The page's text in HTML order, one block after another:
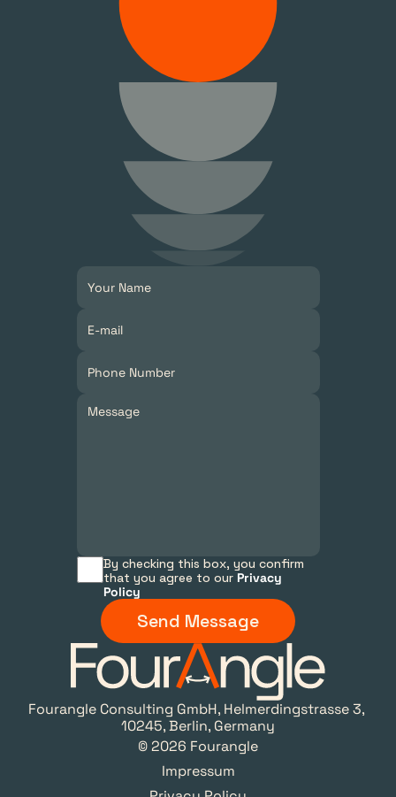
By checking this box, you confirm
that you agree to our Privacy
Policy
Send Message
Fourangle Consulting GmbH, Helmerdingstrasse 3,
10245, Berlin, Germany
© 2026 Fourangle
Impressum